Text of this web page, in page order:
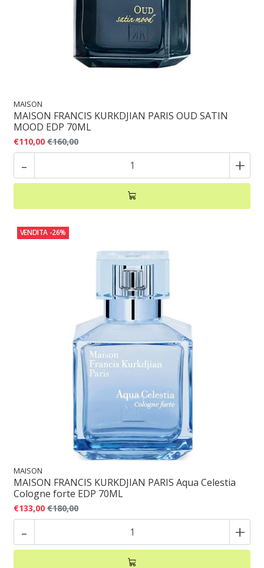
MAISON
MAISON FRANCIS KURKDJIAN PARIS OUD SATIN
MOOD EDP 70ML
€110,00 €160,00
- +
VENDITA -26%
MAISON
MAISON FRANCIS KURKDJIAN PARIS Aqua Celestia
Cologne forte EDP 70ML
€133,00 €180,00
- +